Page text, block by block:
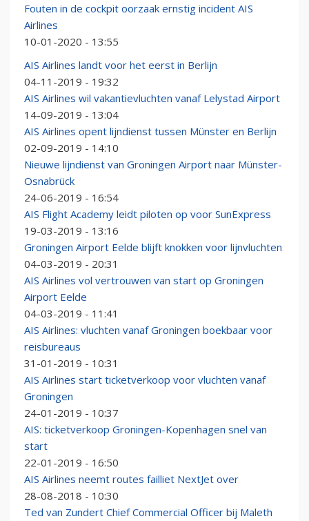
Fouten in de cockpit oorzaak ernstig incident AIS
Airlines
10-01-2020 - 13:55
AIS Airlines landt voor het eerst in Berlijn
04-11-2019 - 19:32
AIS Airlines wil vakantievluchten vanaf Lelystad Airport
14-09-2019 - 13:04
AIS Airlines opent lijndienst tussen Münster en Berlijn
02-09-2019 - 14:10
Nieuwe lijndienst van Groningen Airport naar Münster-
Osnabrück
24-06-2019 - 16:54
AIS Flight Academy leidt piloten op voor SunExpress
19-03-2019 - 13:16
Groningen Airport Eelde blijft knokken voor lijnvluchten
04-03-2019 - 20:31
AIS Airlines vol vertrouwen van start op Groningen
Airport Eelde
04-03-2019 - 11:41
AIS Airlines: vluchten vanaf Groningen boekbaar voor
reisbureaus
31-01-2019 - 10:31
AIS Airlines start ticketverkoop voor vluchten vanaf
Groningen
24-01-2019 - 10:37
AIS: ticketverkoop Groningen-Kopenhagen snel van
start
22-01-2019 - 16:50
AIS Airlines neemt routes failliet NextJet over
28-08-2018 - 10:30
Ted van Zundert Chief Commercial Officer bij Maleth